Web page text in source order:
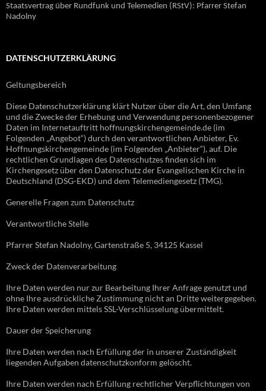
Staatsvertrag über Rundfunk und Telemedien (RStV): Pfarrer Stefan
Nadolny
DATENSCHUTZERKLÄRUNG
Geltungsbereich
Diese Datenschutzerklärung klärt Nutzer über die Art, den Umfang
und die Zwecke der Erhebung und Verwendung personenbezogener
Daten im Internetauftritt hoffnungskirchengemeinde.de (im
Folgenden „Angebot“) durch den verantwortlichen Anbieter, Ev.
Hoffnungskirchengemeinde (im Folgenden „Anbieter“), auf. Die
rechtlichen Grundlagen des Datenschutzes finden sich im
Kirchengesetz über den Datenschutz der Evangelischen Kirche in
Deutschland (DSG-EKD) und dem Telemediengesetz (TMG).
Generelle Fragen zum Datenschutz
Verantwortliche Stelle
Pfarrer Stefan Nadolny, Gartenstraße 5, 34125 Kassel
Zweck der Datenverarbeitung
Ihre Daten werden nur zur Bearbeitung Ihrer Anfrage genutzt und
ohne Ihre ausdrückliche Zustimmung nicht an Dritte weitergegeben.
Ihre Daten werden mittels SSL-Verschlüsselung übermittelt.
Dauer der Speicherung
Ihre Daten werden nach Erfüllung der in unserer Zuständigkeit
liegenden Aufgaben datenschutzkonform gelöscht.
Ihre Daten werden nach Erfüllung rechtlicher Verpflichtungen von